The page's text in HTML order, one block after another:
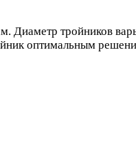
Диаметр тройников
оптимальным